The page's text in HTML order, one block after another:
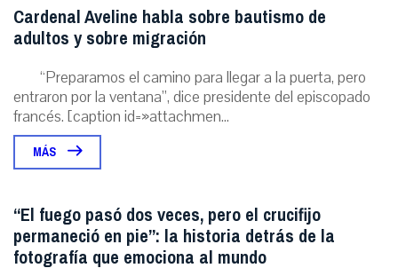
Cardenal Aveline habla sobre bautismo de
adultos y sobre migración
“Preparamos el camino para llegar a la puerta, pero
entraron por la ventana”, dice presidente del episcopado
francés. [caption id=»attachmen...
MÁS
“El fuego pasó dos veces, pero el crucifijo
permaneció en pie”: la historia detrás de la
fotografía que emociona al mundo